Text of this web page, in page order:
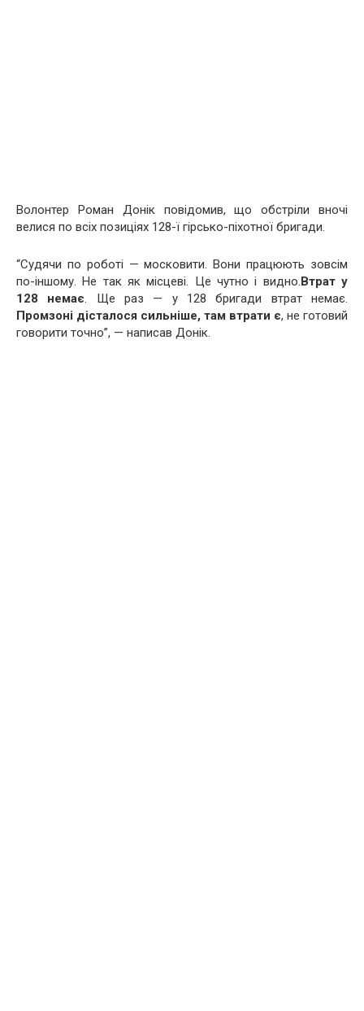
Волонтер Роман Донік повідомив, що обстріли вночі
велися по всіх позиціях 128-ї гірсько-піхотної бригади.
“Судячи по роботі — московити. Вони працюють зовсім
по-іншому. Не так як місцеві. Це чутно і видно.Втрат у
128 немає. Ще раз — у 128 бригади втрат немає.
Промзоні дісталося сильніше, там втрати є, не готовий
говорити точно”, — написав Донік.